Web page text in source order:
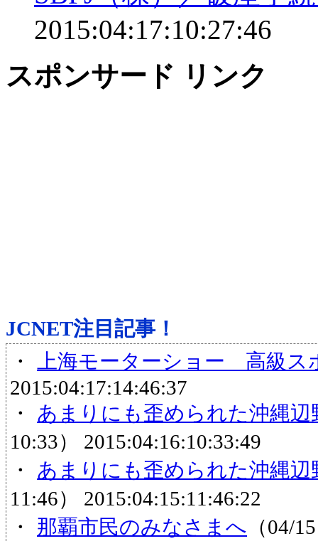
2015:04:17:10:27:46
スポンサード リンク
JCNET注目記事！
・
上海モーターショー 高級ス
2015:04:17:14:46:37
・ あまりにも歪められた沖縄
10:33） 2015:04:16:10:33:49
・ あまりにも歪められた沖縄
11:46） 2015:04:15:11:46:22
・ 那覇市民のみなさまへ （04/